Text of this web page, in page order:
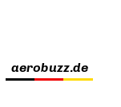
aerobuzz.de